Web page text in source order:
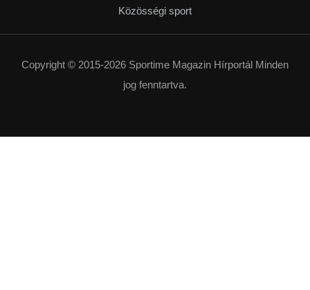
Közösségi sport
Copyright © 2015-2026 Sportime Magazin Hírportál Minden
jog fenntartva.